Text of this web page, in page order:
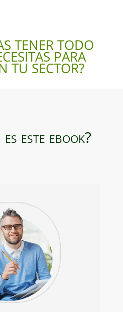
TENER TODO
PARA
TU SECTOR?
este ebook?